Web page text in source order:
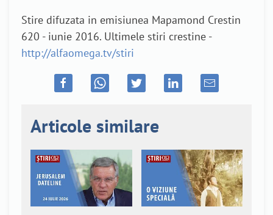
Stire difuzata in emisiunea Mapamond Crestin
620 - iunie 2016. Ultimele stiri crestine -
http://alfaomega.tv/stiri
Articole similare